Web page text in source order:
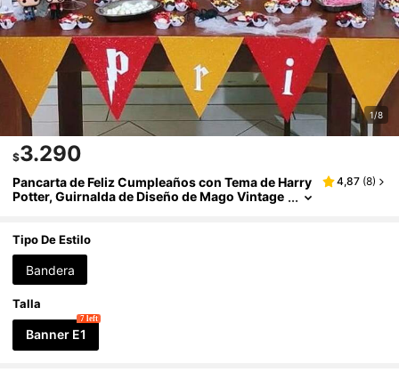
1/8
$3.290
Pancarta de Feliz Cumpleaños con Tema de Harry
Potter, Guirnalda de Diseño de Mago Vintage
ebraciones Temáticas & Cabina de Fotos
4,87 (8)
Tipo De Estilo
Bandera
Talla
Banner E1
7 left